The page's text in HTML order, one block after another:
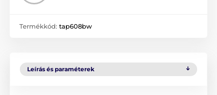
Termékkód: tap608bw
Leírás és paraméterek